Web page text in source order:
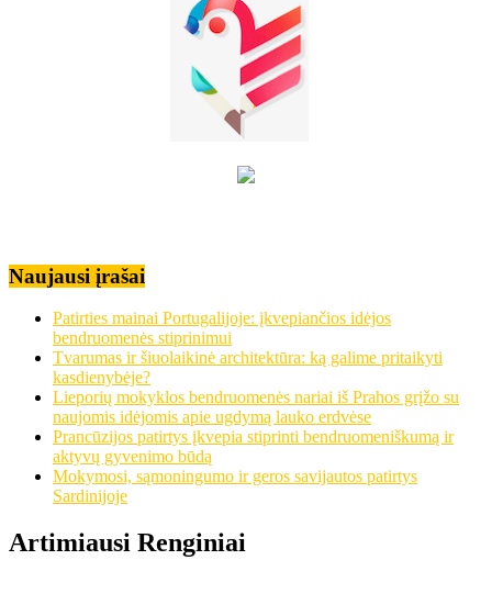
Naujausi įrašai
Patirties mainai Portugalijoje: įkvepiančios idėjos
bendruomenės stiprinimui
Tvarumas ir šiuolaikinė architektūra: ką galime pritaikyti
kasdienybėje?
Lieporių mokyklos bendruomenės nariai iš Prahos grįžo su
naujomis idėjomis apie ugdymą lauko erdvėse
Prancūzijos patirtys įkvepia stiprinti bendruomeniškumą ir
aktyvų gyvenimo būdą
Mokymosi, sąmoningumo ir geros savijautos patirtys
Sardinijoje
Artimiausi Renginiai